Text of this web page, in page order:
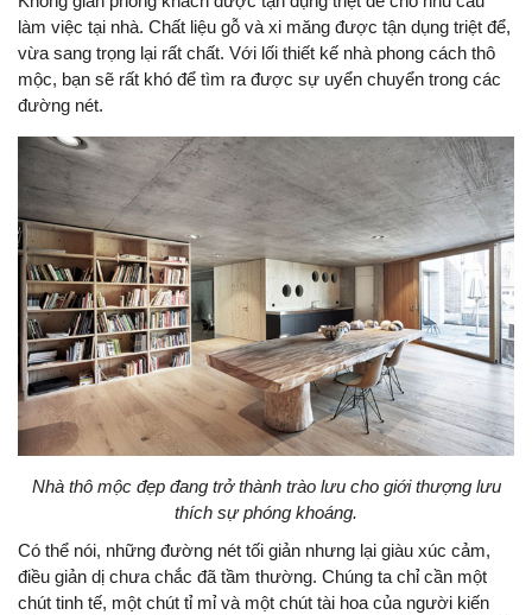
làm việc tại nhà. Chất liệu gỗ và xi măng được tận dụng triệt để,
vừa sang trọng lại rất chất. Với lối thiết kế nhà phong cách thô
mộc, bạn sẽ rất khó để tìm ra được sự uyển chuyển trong các
đường nét.
Nhà thô mộc đẹp đang trở thành trào lưu cho giới thượng lưu
thích sự phóng khoáng.
Có thể nói, những đường nét tối giản nhưng lại giàu xúc cảm,
điều giản dị chưa chắc đã tầm thường. Chúng ta chỉ cần một
chút tinh tế, một chút tỉ mỉ và một chút tài hoa của người kiến